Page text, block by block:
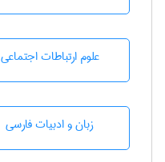
علوم ارتباطات اجتماعی
زبان و ادبيات فارسی